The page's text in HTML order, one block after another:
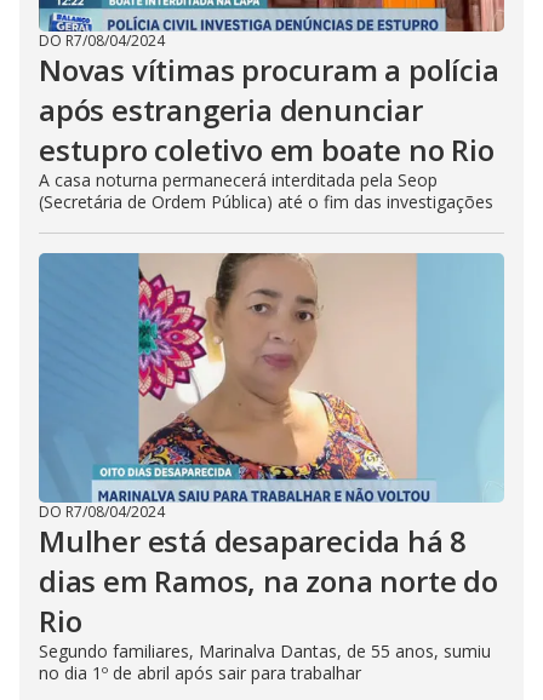
DO R7/08/04/2024
Novas vítimas procuram a polícia
após estrangeria denunciar
estupro coletivo em boate no Rio
A casa noturna permanecerá interditada pela Seop
(Secretária de Ordem Pública) até o fim das investigações
DO R7/08/04/2024
Mulher está desaparecida há 8
dias em Ramos, na zona norte do
Rio
Segundo familiares, Marinalva Dantas, de 55 anos, sumiu
no dia 1º de abril após sair para trabalhar